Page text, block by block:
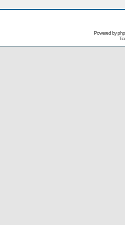
Powered by